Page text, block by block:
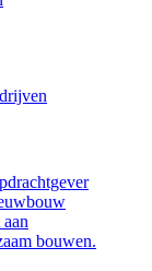
bouwen.